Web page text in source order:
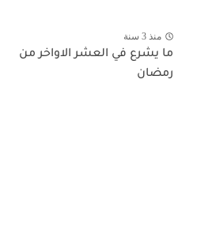
منذ 3 سنة
ما يشرع في العشر الاواخر من
رمضان